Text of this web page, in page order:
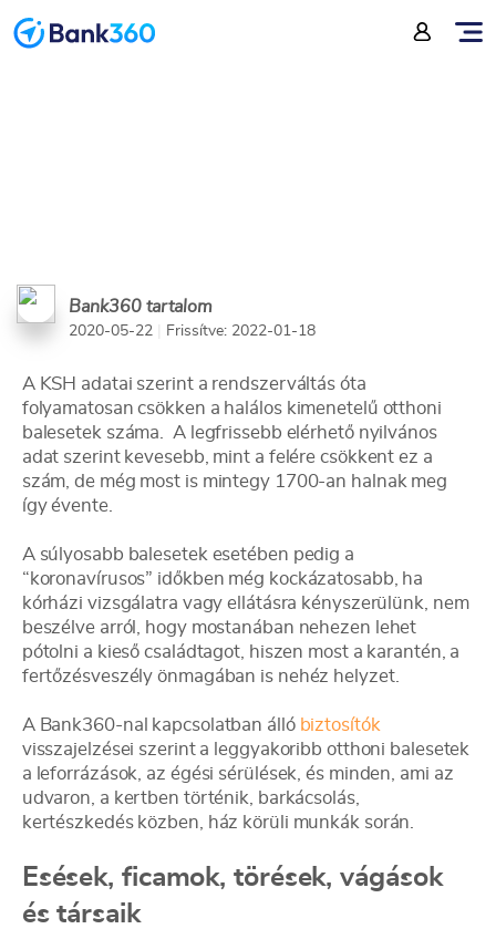
a biztosító
Bank360 tartalom
2020-05-22 Frissítve: 2022-01-18
A KSH adatai szerint a rendszerváltás óta
folyamatosan csökken a halálos kimenetelű otthoni
balesetek száma. A legfrissebb elérhető nyilvános
adat szerint kevesebb, mint a felére csökkent ez a
szám, de még most is mintegy 1700-an halnak meg
így évente.
A súlyosabb balesetek esetében pedig a
“koronavírusos” időkben még kockázatosabb, ha
kórházi vizsgálatra vagy ellátásra kényszerülünk, nem
beszélve arról, hogy mostanában nehezen lehet
pótolni a kieső családtagot, hiszen most a karantén, a
fertőzésveszély önmagában is nehéz helyzet.
A Bank360-nal kapcsolatban álló biztosítók
visszajelzései szerint a leggyakoribb otthoni balesetek
a leforrázások, az égési sérülések, és minden, ami az
udvaron, a kertben történik, barkácsolás,
kertészkedés közben, ház körüli munkák során.
Esések, ficamok, törések, vágások
és társaik